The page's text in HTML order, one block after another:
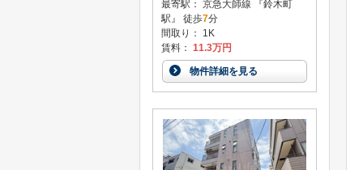
最寄駅： 京急大師線 『鈴木町
駅』 徒歩7分
間取り： 1K
賃料： 11.3万円
物件詳細を見る